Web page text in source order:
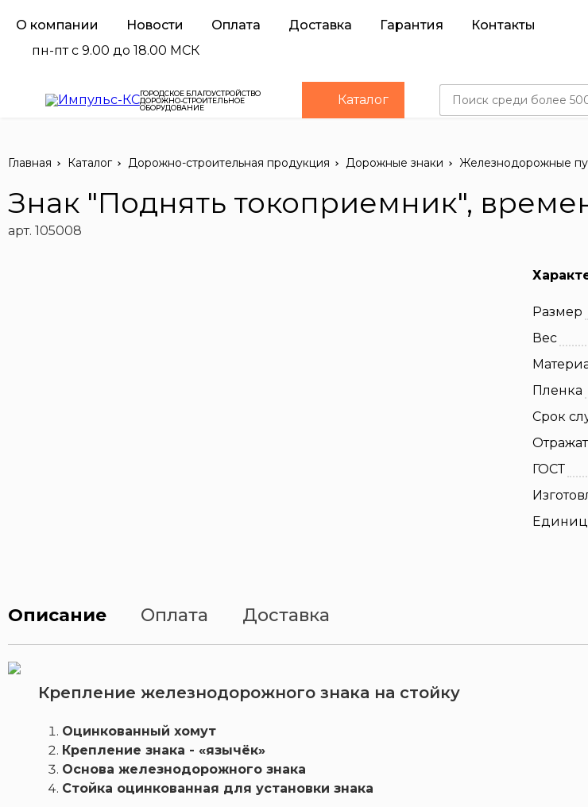
О компании Новости Оплата Доставка Гарантия
Контакты
пн-пт с 9.00 до 18.00 МСК
ГОРОДСКОЕ БЛАГОУСТРОЙСТВО
ДОРОЖНО-СТРОИТЕЛЬНОЕ
ОБОРУДОВАНИЕ
Каталог
Главная Каталог Дорожно-строительная продукция Дорожные знаки Железнодорожные
Знак "Поднять токоприемник",
арт. 105008
Размер
Вес
Пленка
Срок
ГОСТ
Описание Оплата Доставка
Крепление железнодорожного знака на стойку
Оцинкованный хомут
Крепление знака - «язычёк»
Основа железнодорожного знака
Стойка оцинкованная для установки знака